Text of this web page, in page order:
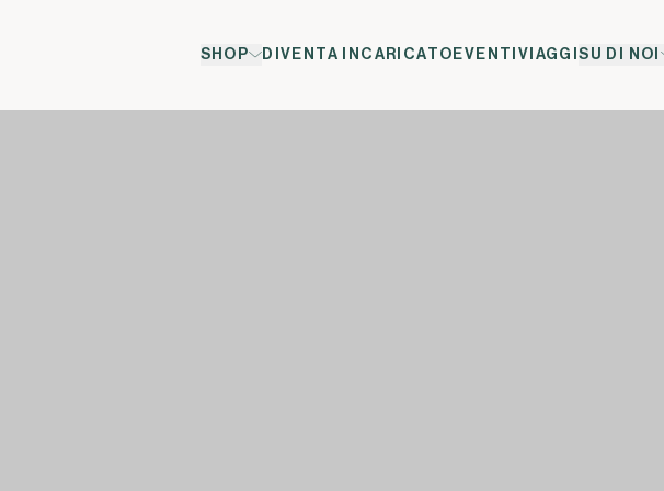
SHOP DIVENTA INCARICATO EVENTI VIAGGISU DI NOI